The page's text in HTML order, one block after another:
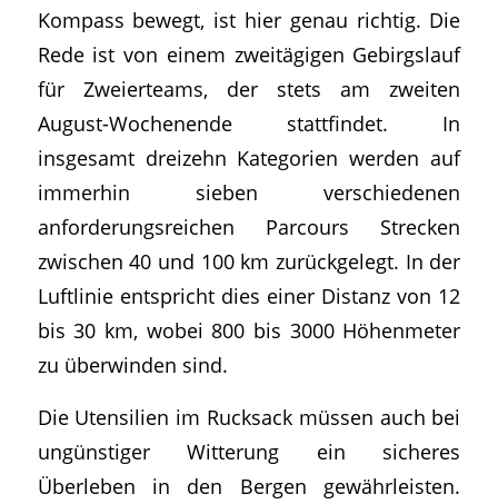
Kompass bewegt, ist hier genau richtig. Die
Rede ist von einem zweitägigen Gebirgslauf
für Zweierteams, der stets am zweiten
August-Wochenende stattfindet. In
insgesamt dreizehn Kategorien werden auf
immerhin sieben verschiedenen
anforderungsreichen Parcours Strecken
zwischen 40 und 100 km zurückgelegt. In der
Luftlinie entspricht dies einer Distanz von 12
bis 30 km, wobei 800 bis 3000 Höhenmeter
zu überwinden sind.
Die Utensilien im Rucksack müssen auch bei
ungünstiger Witterung ein sicheres
Überleben in den Bergen gewährleisten.